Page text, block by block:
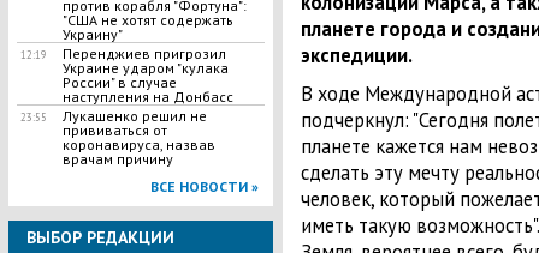
против корабля "Фортуна":
"США не хотят содержать
Украину"
12:19
Перенджиев пригрозил
Украине ударом "кулака
России" в случае
наступления на Донбасс
23:55
Лукашенко решил не
прививаться от
коронавируса, назвав
врачам причину
ВСЕ НОВОСТИ »
ВЫБОР РЕДАКЦИИ
планете города и
экспедиции.
В ходе Международной
подчеркнул: "Сегодня
планете кажется нам
сделать эту мечту
человек, который
иметь такую